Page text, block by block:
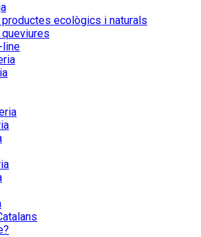
ecològics i naturals
line